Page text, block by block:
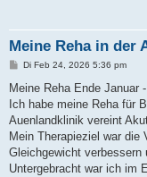
Meine Reha in der
B
i
r
a
Di Feb 24, 2026 5:36 pm
Meine Reha Ende Januar
Ich habe meine Reha für
Auenlandklinik vereint
Mein Therapieziel war die
Gleichgewicht verbessern
Untergebracht war ich im